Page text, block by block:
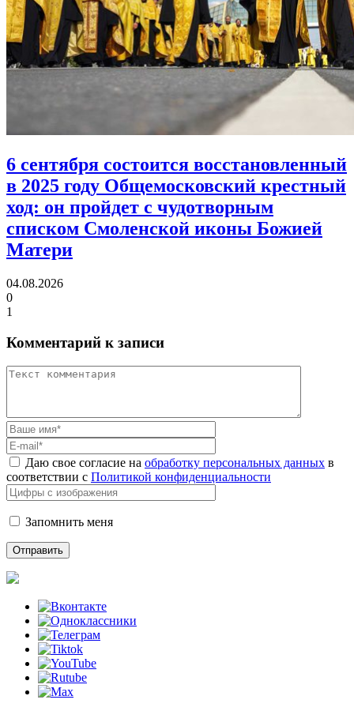
6 сентября состоится восстановленный
в 2025 году Общемосковский крестный
ход: он пройдет с чудотворным
списком Смоленской иконы Божией
Матери
04.08.2026
0
1
Комментарий к записи
Даю свое согласие на обработку персональных данных в
соответствии с Политикой конфиденциальности
Запомнить меня